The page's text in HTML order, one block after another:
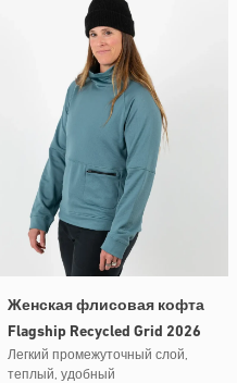
Женская флисовая кофта
Flagship Recycled Grid 2026
Легкий промежуточный слой,
теплый, удобный